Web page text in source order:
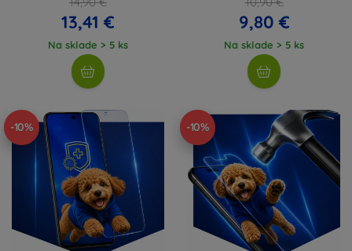
13,41 €
Na sklade > 5 ks
9,80 €
Na sklade > 5 ks
-10% -10%